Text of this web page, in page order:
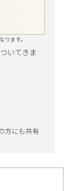
ます。
いてきま
方にも共有